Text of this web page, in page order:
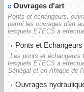
Ouvrages d'art
Ponts et échangeurs,
parmi les ouvrages d'art
lesquels ETECS a
Ponts et Echangeurs
Les ponts et échangeurs
lesquels ETECS a
Sénégal et en Afrique de
Ouvrages